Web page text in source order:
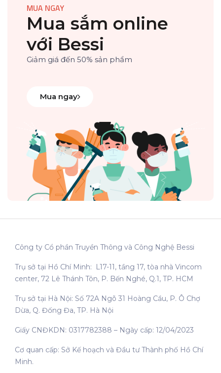
MUA NGAY
Mua sắm online
với Bessi
Giảm giá đến 50% sản phẩm
Mua ngay
Công ty Cổ phần Truyền Thông và Công Nghệ Bessi
Trụ sở tại Hồ Chí Minh: L17-11, tầng 17, tòa nhà Vincom
center, 72 Lê Thánh Tôn, P. Bến Nghé, Q.1, TP. HCM
Trụ sở tại Hà Nội: Số 72A Ngõ 31 Hoàng Cầu, P. Ô Chợ
Dừa, Q. Đống Đa, TP. Hà Nội
Giấy CNĐKDN: 0317782388 – Ngày cấp: 12/04/2023
Cơ quan cấp: Sở Kế hoạch và Đầu tư Thành phố Hồ Chí
Minh.